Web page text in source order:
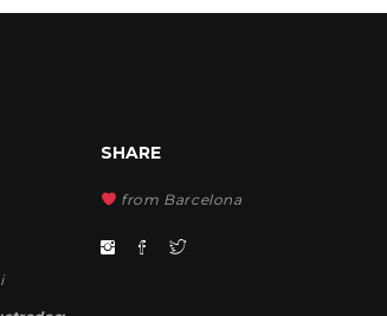
SHARE
from Barcelona